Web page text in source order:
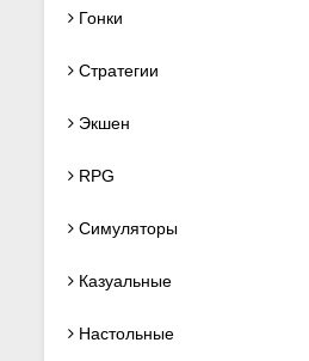
Гонки
Стратегии
Экшен
RPG
Симуляторы
Казуальные
Настольные